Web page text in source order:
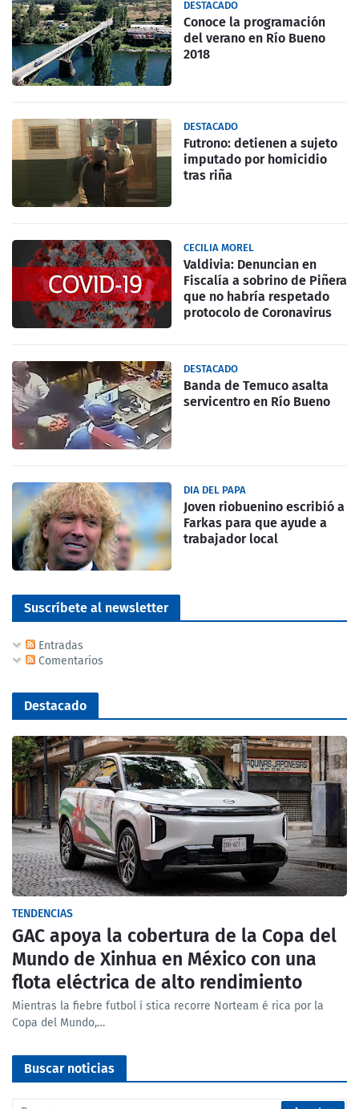
DESTACADO
Conoce la programación
del verano en Río Bueno
2018
DESTACADO
Futrono: detienen a sujeto
imputado por homicidio
tras riña
CECILIA MOREL
Valdivia: Denuncian en
Fiscalía a sobrino de Piñera
que no habría respetado
protocolo de Coronavirus
DESTACADO
Banda de Temuco asalta
servicentro en Río Bueno
DIA DEL PAPA
Joven riobuenino escribió a
Farkas para que ayude a
trabajador local
Suscríbete al newsletter
Entradas
Comentarios
Destacado
TENDENCIAS
GAC apoya la cobertura de la Copa del
Mundo de Xinhua en México con una
flota eléctrica de alto rendimiento
Mientras la fiebre futbol í stica recorre Norteam é rica por la
Copa del Mundo,…
Buscar noticias